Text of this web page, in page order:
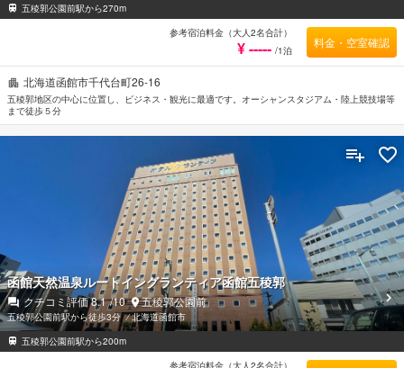
北海道函館市千代台町26-16
五稜郭地区の中心に位置し、ビジネス・観光に最適です。オーシャンスタジアム・陸上競技場等
まで徒歩５分
五稜郭公園前駅から270m
参考宿泊料金（大人2名合計）
¥ ----- /1泊
料金・空室確認
函館天然温泉ルートイングランティア函館五稜郭
クチコミ評価8.1 /10 五稜郭公園前
五稜郭公園前駅から徒歩3分 ⁄北海道函館市
五稜郭公園前駅から200m
参考宿泊料金（大人2名合計）